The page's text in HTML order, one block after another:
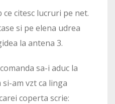
citesc lucruri pe net.
si pe elena udrea
la antena 3.
sa-i aduc la
am vzt ca linga
coperta scrie: